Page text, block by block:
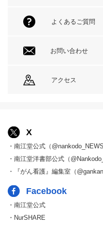
よくあるご質問
お問い合わせ
アクセス
X
・南江堂公式（@nankodo_NEWS
・南江堂洋書部公式（
・『がん看護』編集室（
Facebook
・南江堂公式
・NurSHARE